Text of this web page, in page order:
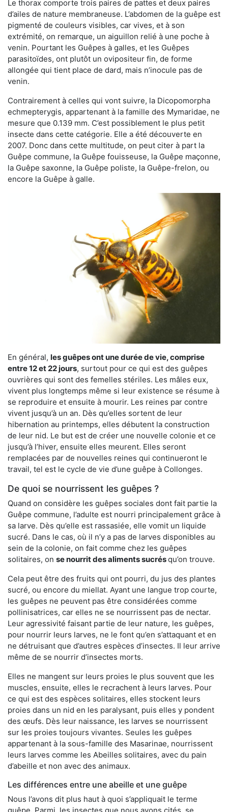
Le thorax comporte trois paires de pattes et deux paires
d’ailes de nature membraneuse. L’abdomen de la guêpe est
pigmenté de couleurs visibles, car vives, et à son
extrémité, on remarque, un aiguillon relié à une poche à
venin. Pourtant les Guêpes à galles, et les Guêpes
parasitoïdes, ont plutôt un ovipositeur fin, de forme
allongée qui tient place de dard, mais n’inocule pas de
venin.
Contrairement à celles qui vont suivre, la Dicopomorpha
echmepterygis, appartenant à la famille des Mymaridae, ne
mesure que 0.139 mm. C’est possiblement le plus petit
insecte dans cette catégorie. Elle a été découverte en
2007. Donc dans cette multitude, on peut citer à part la
Guêpe commune, la Guêpe fouisseuse, la Guêpe maçonne,
la Guêpe saxonne, la Guêpe poliste, la Guêpe-frelon, ou
encore la Guêpe à galle.
En général, les guêpes ont une durée de vie, comprise
entre 12 et 22 jours, surtout pour ce qui est des guêpes
ouvrières qui sont des femelles stériles. Les mâles eux,
vivent plus longtemps même si leur existence se résume à
se reproduire et ensuite à mourir. Les reines par contre
vivent jusqu’à un an. Dès qu’elles sortent de leur
hibernation au printemps, elles débutent la construction
de leur nid. Le but est de créer une nouvelle colonie et ce
jusqu’à l’hiver, ensuite elles meurent. Elles seront
remplacées par de nouvelles reines qui continueront le
travail, tel est le cycle de vie d’une guêpe à Collonges.
De quoi se nourrissent les guêpes ?
Quand on considère les guêpes sociales dont fait partie la
Guêpe commune, l’adulte est nourri principalement grâce à
sa larve. Dès qu’elle est rassasiée, elle vomit un liquide
sucré. Dans le cas, où il n’y a pas de larves disponibles au
sein de la colonie, on fait comme chez les guêpes
solitaires, on se nourrit des aliments sucrésqu’on trouve.
Cela peut être des fruits qui ont pourri, du jus des plantes
sucré, ou encore du miellat. Ayant une langue trop courte,
les guêpes ne peuvent pas être considérées comme
pollinisatrices, car elles ne se nourrissent pas de nectar.
Leur agressivité faisant partie de leur nature, les guêpes,
pour nourrir leurs larves, ne le font qu’en s’attaquant et en
ne détruisant que d’autres espèces d’insectes. Il leur arrive
même de se nourrir d’insectes morts.
Elles ne mangent sur leurs proies le plus souvent que les
muscles, ensuite, elles le recrachent à leurs larves. Pour
ce qui est des espèces solitaires, elles stockent leurs
proies dans un nid en les paralysant, puis elles y pondent
des œufs. Dès leur naissance, les larves se nourrissent
sur les proies toujours vivantes. Seules les guêpes
appartenant à la sous-famille des Masarinae, nourrissent
leurs larves comme les Abeilles solitaires, avec du pain
d’abeille et non avec des animaux.
Les différences entre une abeille et une guêpe
Nous l’avons dit plus haut à quoi s’appliquait le terme
guêpe. Parmi, les insectes que nous avons cités, se